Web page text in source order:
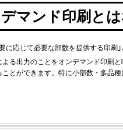
マンド印刷と
に応じて必要な部数を提供する印刷｣
る出力のことをオンデマンド印刷
とができます。特に小部数・多品種